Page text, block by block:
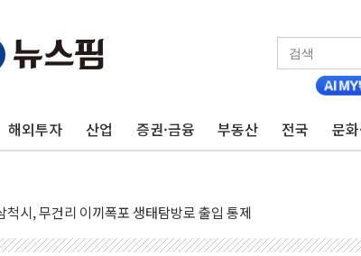
해외투자 산업 증권·금융 부동산 전국 문
해군1함대 '창설 80주년' 기념식...지역축제 '불금전파, 송정'과 상
주시, 첨단의료복합단지 지정 준비 본격화…'AI 데이터 기반 메
남광주 화정역 인근 도로 4중 추돌…1명 심정지·5명 부상
도 문수리 야산서 산불 진화 중...진화헬기 3대 투입